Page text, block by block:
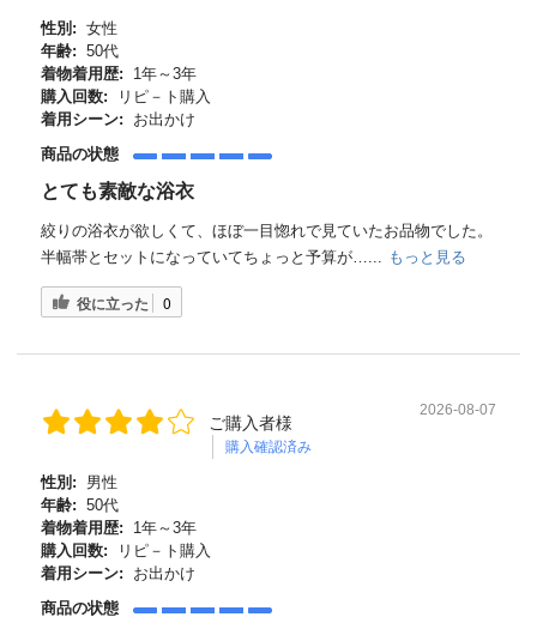
性別: 女性
年齢: 50代
着物着用歴:
1年～3年
購入回数:
リピ－ト購入
着用シーン:
お出かけ
商品の状態
とても素敵な浴衣
絞りの浴衣が欲しくて、ほぼ一目惚れで見ていたお品物でした。
半幅帯とセットになっていてちょっと予算が…... もっと見る
役に立った 0
ご購入者様
購入確認済み
2026-08-07
性別:
男性
年齢: 50代
着物着用歴:
1年～3年
購入回数:
リピ－ト購入
着用シーン:
お出かけ
商品の状態